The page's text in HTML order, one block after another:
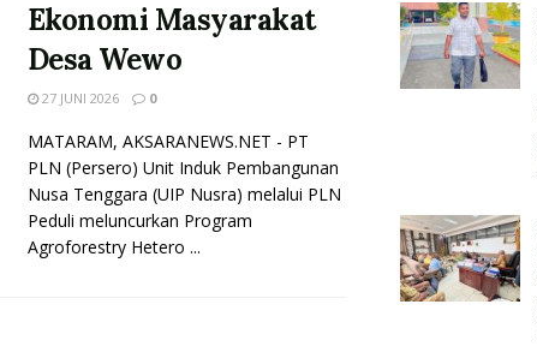
Ekonomi Masyarakat
Desa Wewo
27 JUNI 2026 0
MATARAM, AKSARANEWS.NET - PT
PLN (Persero) Unit Induk Pembangunan
Nusa Tenggara (UIP Nusra) melalui PLN
Peduli meluncurkan Program
Agroforestry Hetero ...